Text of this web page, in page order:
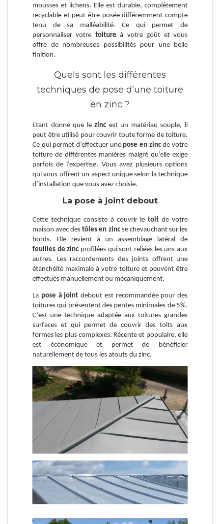
mousses et lichens. Elle est durable, complètement
recyclable et peut être posée différemment compte
tenu de sa malléabilité. Ce qui permet de
personnaliser votre toiture à votre goût et vous
offre de nombreuses possibilités pour une belle
finition.
Quels sont les différentes
techniques de pose d’une toiture
en zinc ?
Etant donné que lezinc est un matériau souple, il
peut être utilisé pour couvrir toute forme de toiture.
Ce qui permet d’effectuer une pose en zincde votre
toiture de différentes manières malgré qu’elle exige
parfois de l’expertise. Vous avez plusieurs options
qui vous offrent un aspect unique selon la technique
d’installation que vous avez choisie.
La pose à joint debout
Cette technique consiste à couvrir letoit de votre
maison avec destôles en zincse chevauchant sur les
bords. Elle revient à un assemblage latéral de
feuilles de zinc profilées qui sont reliées les uns aux
autres. Les raccordements des joints offrent une
étanchéité maximale à votre toiture et peuvent être
effectués manuellement ou mécaniquement.
La pose à joint debout est recommandée pour des
toitures qui présentent des pentes minimales de 5%.
C’est une technique adaptée aux toitures grandes
surfaces et qui permet de couvrir des toits aux
formes les plus complexes. Récente et populaire, elle
est économique et permet de bénéficier
naturellement de tous les atouts du zinc.